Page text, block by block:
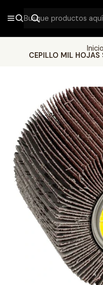
Inicio
CEPILLO MIL HOJAS